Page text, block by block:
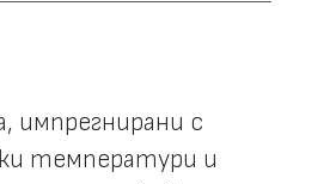
импрегнирани с
температури и